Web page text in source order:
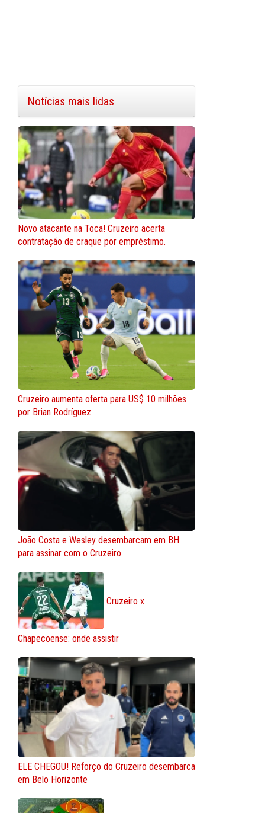
Notícias mais lidas
Novo atacante na Toca! Cruzeiro acerta
contratação de craque por empréstimo.
Cruzeiro aumenta oferta para US$ 10 milhões
por Brian Rodríguez
João Costa e Wesley desembarcam em BH
para assinar com o Cruzeiro
Cruzeiro x
Chapecoense: onde assistir
ELE CHEGOU! Reforço do Cruzeiro desembarca
em Belo Horizonte